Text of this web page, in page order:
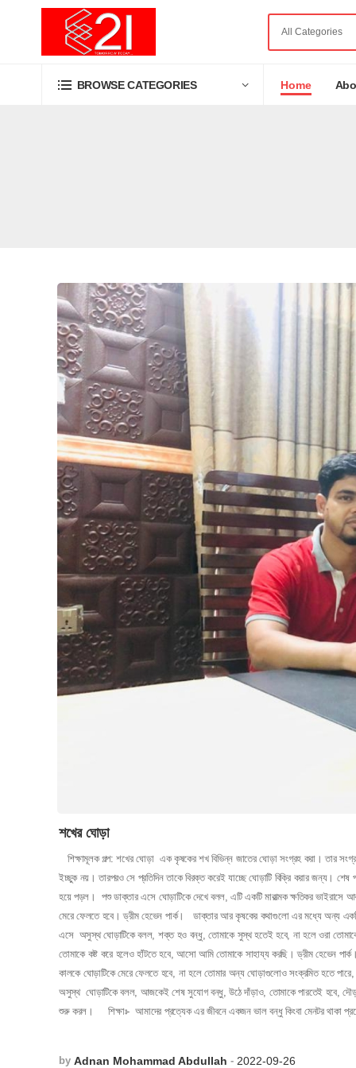
BROWSE CATEGORIES Home
শখের ঘোড়া
শিক্ষামূলক গল্প: শখের ঘোড়া এক কৃষকের শখ বিভিন্ন জাতের ঘোড়া সংগ্রহ করা। তার
ইচ্ছুক নয়। তারপরও সে প্রতিদিন তাকে বিরক্ত করেই যাচ্ছে ঘোড়াটি বিক্রি করার জন্য।
হয়ে পড়ল। পশু ডাক্তার এসে ঘোড়াটিকে দেখে বলল, এটি একটি মারাত্মক ক্ষতিকর
মেরে ফেলতে হবে। ড্রীম হেভেন পার্ক। ডাক্তার আর কৃষকের কথাগুলো এর মধ্যে অন্য
এসে অসুস্থ ঘোড়াটিকে বলল, শক্ত হও বন্ধু, তোমাকে সুস্থ হতেই হবে, না হলে ওরা
তোমাকে কষ্ট করে হলেও হাঁটতে হবে, আসো আমি তোমাকে সাহায্য করছি। ড্রীম হেভেন
কালকে ঘোড়াটিকে মেরে ফেলতে হবে, না হলে তোমার অন্য ঘোড়াগুলোও সংক্রমিত হতে
অসুস্থ ঘোড়াটিকে বলল, আজকেই শেষ সুযোগ বন্ধু, উঠে দাঁড়াও, তোমাকে পারতেই হবে,
শুরু করল।
শিক্ষাঃ- আমাদের প্রত্যেক এর জীবনে একজন ভাল বন্ধু কিংবা মেনটর থাকা
by Adnan Mohammad Abdullah - 2022-09-26